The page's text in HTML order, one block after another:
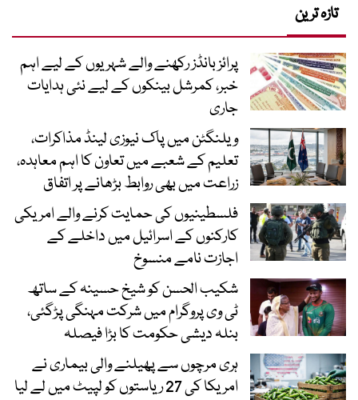
تازہ ترین
پرائز بانڈز رکھنے والے شہریوں کے لیے اہم
خبر، کمرشل بینکوں کے لیے نئی ہدایات
جاری
ویلنگٹن میں پاک نیوزی لینڈ مذاکرات،
تعلیم کے شعبے میں تعاون کا اہم معاہدہ،
زراعت میں بھی روابط بڑھانے پر اتفاق
فلسطینیوں کی حمایت کرنے والے امریکی
کارکنوں کے اسرائیل میں داخلے کے
اجازت نامے منسوخ
شکیب الحسن کو شیخ حسینہ کے ساتھ
ٹی وی پروگرام میں شرکت مہنگی پڑگئی،
بنلہ دیشی حکومت کا بڑا فیصلہ
ہری مرچوں سے پھیلنے والی بیماری نے
امریکا کی 27 ریاستوں کو لپیٹ میں لے لیا